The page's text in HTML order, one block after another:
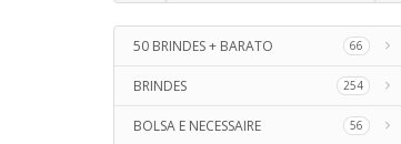
50 BRINDES + BARATO 66
BRINDES 254
BOLSA E NECESSAIRE 56